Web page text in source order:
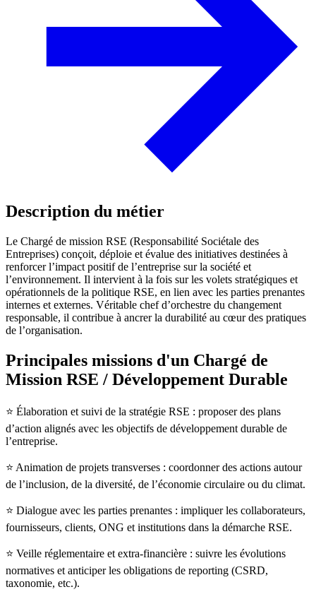
Description du métier
Le Chargé de mission RSE (Responsabilité Sociétale des
Entreprises) conçoit, déploie et évalue des initiatives destinées à
renforcer l’impact positif de l’entreprise sur la société et
l’environnement. Il intervient à la fois sur les volets stratégiques et
opérationnels de la politique RSE, en lien avec les parties prenantes
internes et externes. Véritable chef d’orchestre du changement
responsable, il contribue à ancrer la durabilité au cœur des pratiques
de l’organisation.
Principales missions d'un Chargé de
Mission RSE / Développement Durable
⭐ Élaboration et suivi de la stratégie RSE : proposer des plans
d’action alignés avec les objectifs de développement durable de
l’entreprise.
⭐ Animation de projets transverses : coordonner des actions autour
de l’inclusion, de la diversité, de l’économie circulaire ou du climat.
⭐ Dialogue avec les parties prenantes : impliquer les collaborateurs,
fournisseurs, clients, ONG et institutions dans la démarche RSE.
⭐ Veille réglementaire et extra-financière : suivre les évolutions
normatives et anticiper les obligations de reporting (CSRD,
taxonomie, etc.).